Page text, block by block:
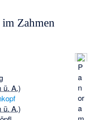
Zahmen
P
a
n
or
a
ü. A.)
ü. A.)